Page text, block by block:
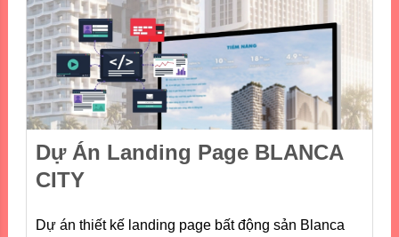
Dự Án Landing Page BLANCA
CITY
Dự án thiết kế landing page bất động sản Blanca